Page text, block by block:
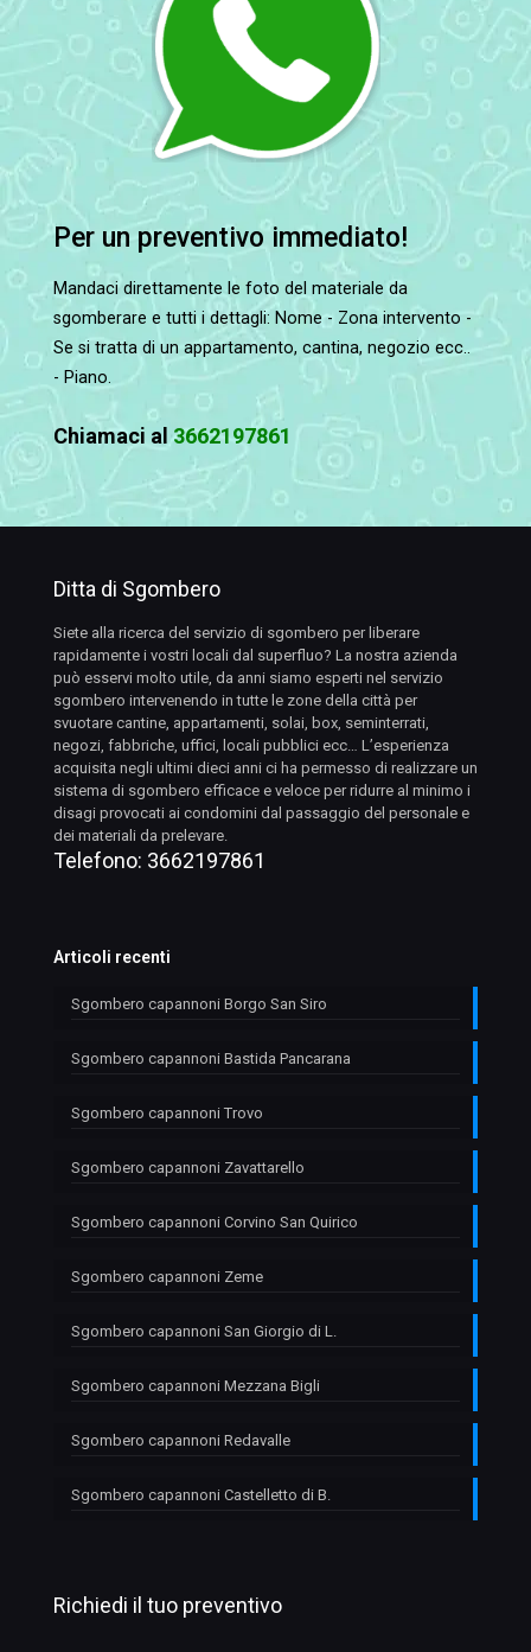
Per un preventivo immediato!
Mandaci direttamente le foto del materiale da
sgomberare e tutti i dettagli: Nome - Zona intervento -
Se si tratta di un appartamento, cantina, negozio ecc..
- Piano.
Chiamaci al3662197861
Ditta di Sgombero
Siete alla ricerca del servizio di sgombero per liberare
rapidamente i vostri locali dal superfluo? La nostra azienda
può esservi molto utile, da anni siamo esperti nel servizio
sgombero intervenendo in tutte le zone della città per
svuotare cantine, appartamenti, solai, box, seminterrati,
negozi, fabbriche, uffici, locali pubblici ecc… L’esperienza
acquisita negli ultimi dieci anni ci ha permesso di realizzare un
sistema di sgombero efficace e veloce per ridurre al minimo i
disagi provocati ai condomini dal passaggio del personale e
dei materiali da prelevare.
Telefono: 3662197861
Articoli recenti
Sgombero capannoni Borgo San Siro
Sgombero capannoni Bastida Pancarana
Sgombero capannoni Trovo
Sgombero capannoni Zavattarello
Sgombero capannoni Corvino San Quirico
Sgombero capannoni Zeme
Sgombero capannoni San Giorgio di L.
Sgombero capannoni Mezzana Bigli
Sgombero capannoni Redavalle
Sgombero capannoni Castelletto di B.
Richiedi il tuo preventivo